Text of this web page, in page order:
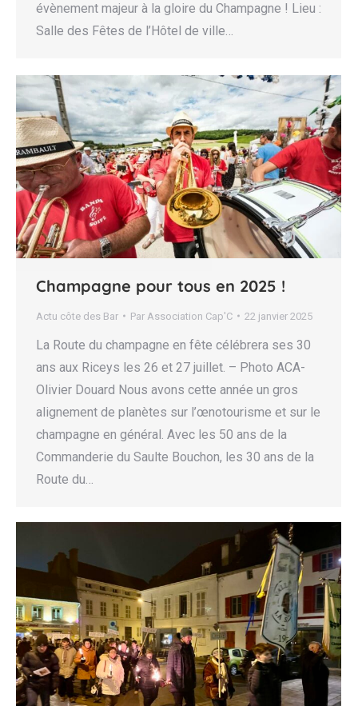
évènement majeur à la gloire du Champagne ! Lieu :
Salle des Fêtes de l’Hôtel de ville…
Champagne pour tous en 2025 !
Actu côte des Bar Par Association Cap'C 22 janvier 2025
La Route du champagne en fête célébrera ses 30
ans aux Riceys les 26 et 27 juillet. – Photo ACA-
Olivier Douard Nous avons cette année un gros
alignement de planètes sur l’œnotourisme et sur le
champagne en général. Avec les 50 ans de la
Commanderie du Saulte Bouchon, les 30 ans de la
Route du…